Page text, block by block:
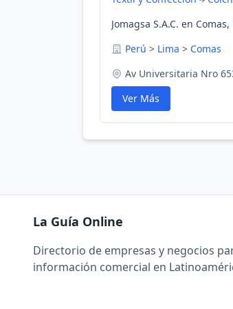
Jomagsa S.A.C. en
Perú > Lima > Comas
Av Universitaria Nro
Ver Más
La Guía Online
Directorio de empresas y negocios
información comercial en